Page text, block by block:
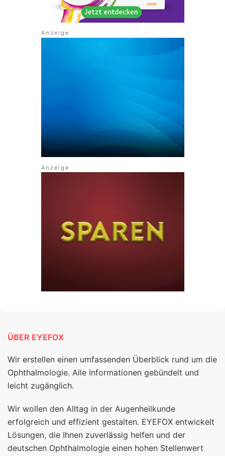
ÜBER EYEFOX
Wir erstellen einen umfassenden Überblick rund um die
Ophthalmologie. Alle Informationen gebündelt und
leicht zugänglich.
Wir wollen den Alltag in der Augenheilkunde
erfolgreich und effizient gestalten. EYEFOX entwickelt
Lösungen, die Ihnen zuverlässig helfen und der
deutschen Ophthalmologie einen hohen Stellenwert